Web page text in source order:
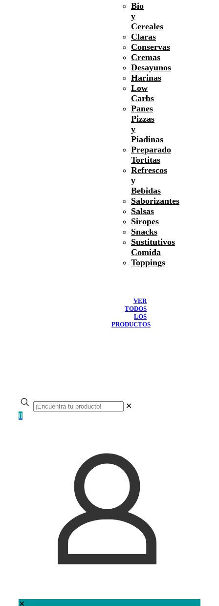
Bio
y
Cereales
Claras
Conservas
Cremas
Desayunos
Harinas
Low
Carbs
Panes
Pizzas
y
Piadinas
Preparado
Tortitas
Refrescos
y
Bebidas
Saborizantes
Salsas
Siropes
Snacks
Sustitutivos
Comida
Toppings
VER
TODOS
LOS
PRODUCTOS
✕
0
✕